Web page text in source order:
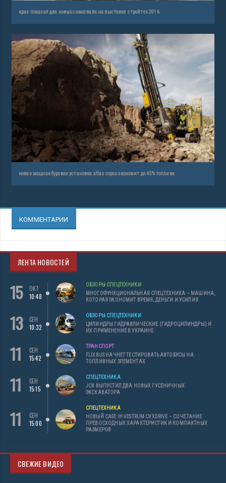
краз показал два новых самосвала на выставке стройтех 2016
новая мощная буровая установка atlas copco экономит до 45% топлива
КОММЕНТАРИИ
ЛЕНТА НОВОСТЕЙ
15
ОКТ
10:48
ОБЗОРЫ СПЕЦТЕХНИКИ
МНОГОФУНКЦИОНАЛЬНАЯ СПЕЦТЕХНИКА – МАШИНА,
КОТОРАЯ ЭКОНОМИТ ВРЕМЯ, ДЕНЬГИ И УСИЛИЯ
13
СЕН
10:32
ОБЗОРЫ СПЕЦТЕХНИКИ
ЦИЛИНДРЫ ГИДРАВЛИЧЕСКИЕ (ГИДРОЦИЛИНДРЫ) И
ИХ ПРИМЕНЕНИЕ В УКРАИНЕ
11
СЕН
15:42
ТРАНСПОРТ
FLIXBUS НАЧНЕТ ТЕСТИРОВАТЬ АВТОБУСЫ НА
ТОПЛИВНЫХ ЭЛЕМЕНТАХ
11
СЕН
15:15
СПЕЦТЕХНИКА
JCB ВЫПУСТИЛ ДВА НОВЫХ ГУСЕНИЧНЫХ
ЭКСКАВАТОРА
11
СЕН
15:00
СПЕЦТЕХНИКА
НОВЫЙ CASE IH VESTRUM CVXDRIVE – СОЧЕТАНИЕ
ПРЕВОСХОДНЫХ ХАРАКТЕРИСТИК И КОМПАКТНЫХ
РАЗМЕРОВ
СВЕЖИЕ ВИДЕО